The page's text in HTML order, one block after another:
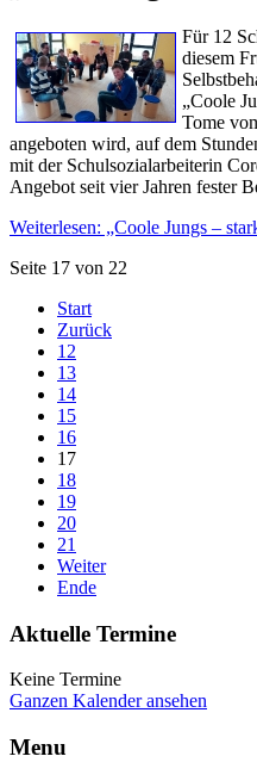
Für 12
diesem
„Coole
Tome
angeboten wird, auf dem
mit der Schulsozialarbeiterin
Angebot seit vier Jahren fester
Weiterlesen: „Coole Jungs –
Seite 17 von 22
Start
Zurück
12
13
14
15
16
17
18
19
20
21
Weiter
Ende
Aktuelle Termine
Keine Termine
Ganzen Kalender ansehen
Menu